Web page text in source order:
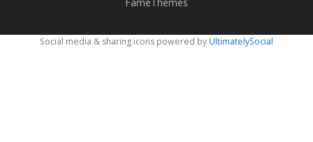
Social media & sharing icons powered byUltimatelySocial